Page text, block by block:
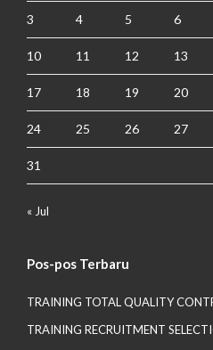
3 4 5 6
10 11 12 13
17 18 19 20
24 25 26 27
31
« Jul
Pos-pos Terbaru
TRAINING TOTAL QUALITY
TRAINING RECRUITMENT